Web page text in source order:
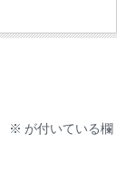
※ が付いている欄